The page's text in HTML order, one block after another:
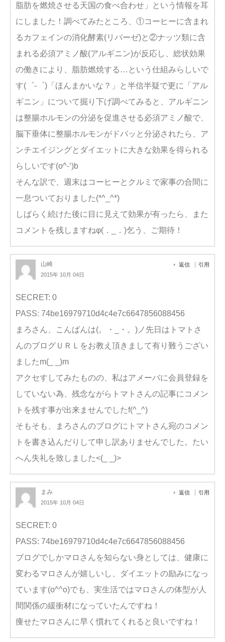
脂肪を燃焼させる天国の食べ合わせ」という情報を耳
にしました！調べてみたところ、①コーヒーに含まれ
るカフェインの消化酵素(リパーゼ)と②ナッツ類に含
まれる必須アミノ酸(アルギニン)が反応し、総状効果
の働きにより、脂肪燃焼する…という仕組みらしいで
す(゜-゜)「ほんまかいな？」と半信半疑で更に「アル
ギニン」について掘り下げ調べてみると、アルギニン
は整腸ホルモンの分泌を促進させる必須アミノ酸で、
脳下垂体に整腸ホルモンがドバッと分泌されたら、ア
ンチエイジングとダイエットに大きな効果を得られる
らしいです(o^-‘)b
そんな訳で、週末はコーヒーとクルミで家事の合間に
一息ついておりました(*^_^*)
しばらく続けた後に目に見えて効果が有ったら、また
コメントを残しますねφ(．_．)乞う、ご期待！
山崎
2015年 10月 04日
返信 引用
SECRET: 0
PASS: 74be16979710d4c4e7c6647856088456
まろさん、こんばんは(。・_・。)ノ先日はトマトさ
んのブログＵＲＬをお教え頂きまして有り難うござい
ましたm(_ _)m
アクセすしてみたものの、私はアメーバに会員登録を
していない為、残念ながらトマトさんの記事にコメン
トを残す事が出来ませんでしたf(^_^)
そもそも、まろさんのブログにトマトさん宛のコメン
トを書き込んだりして申し訳ありませんでした。たい
へん失礼を致しました<(_ _)>
まみ
2015年 10月 04日
返信 引用
SECRET: 0
PASS: 74be16979710d4c4e7c6647856088456
ブログでしかマロさんを知らない身としては、健康に
変わるマロさんが嬉しいし、ダイエットの励みになっ
ています(o^^o)でも、実生活ではマロさんの体型が人
間関係の緩衝材になっていたんですね！
痩せたマロさんに早く慣れてくれると良いですね！